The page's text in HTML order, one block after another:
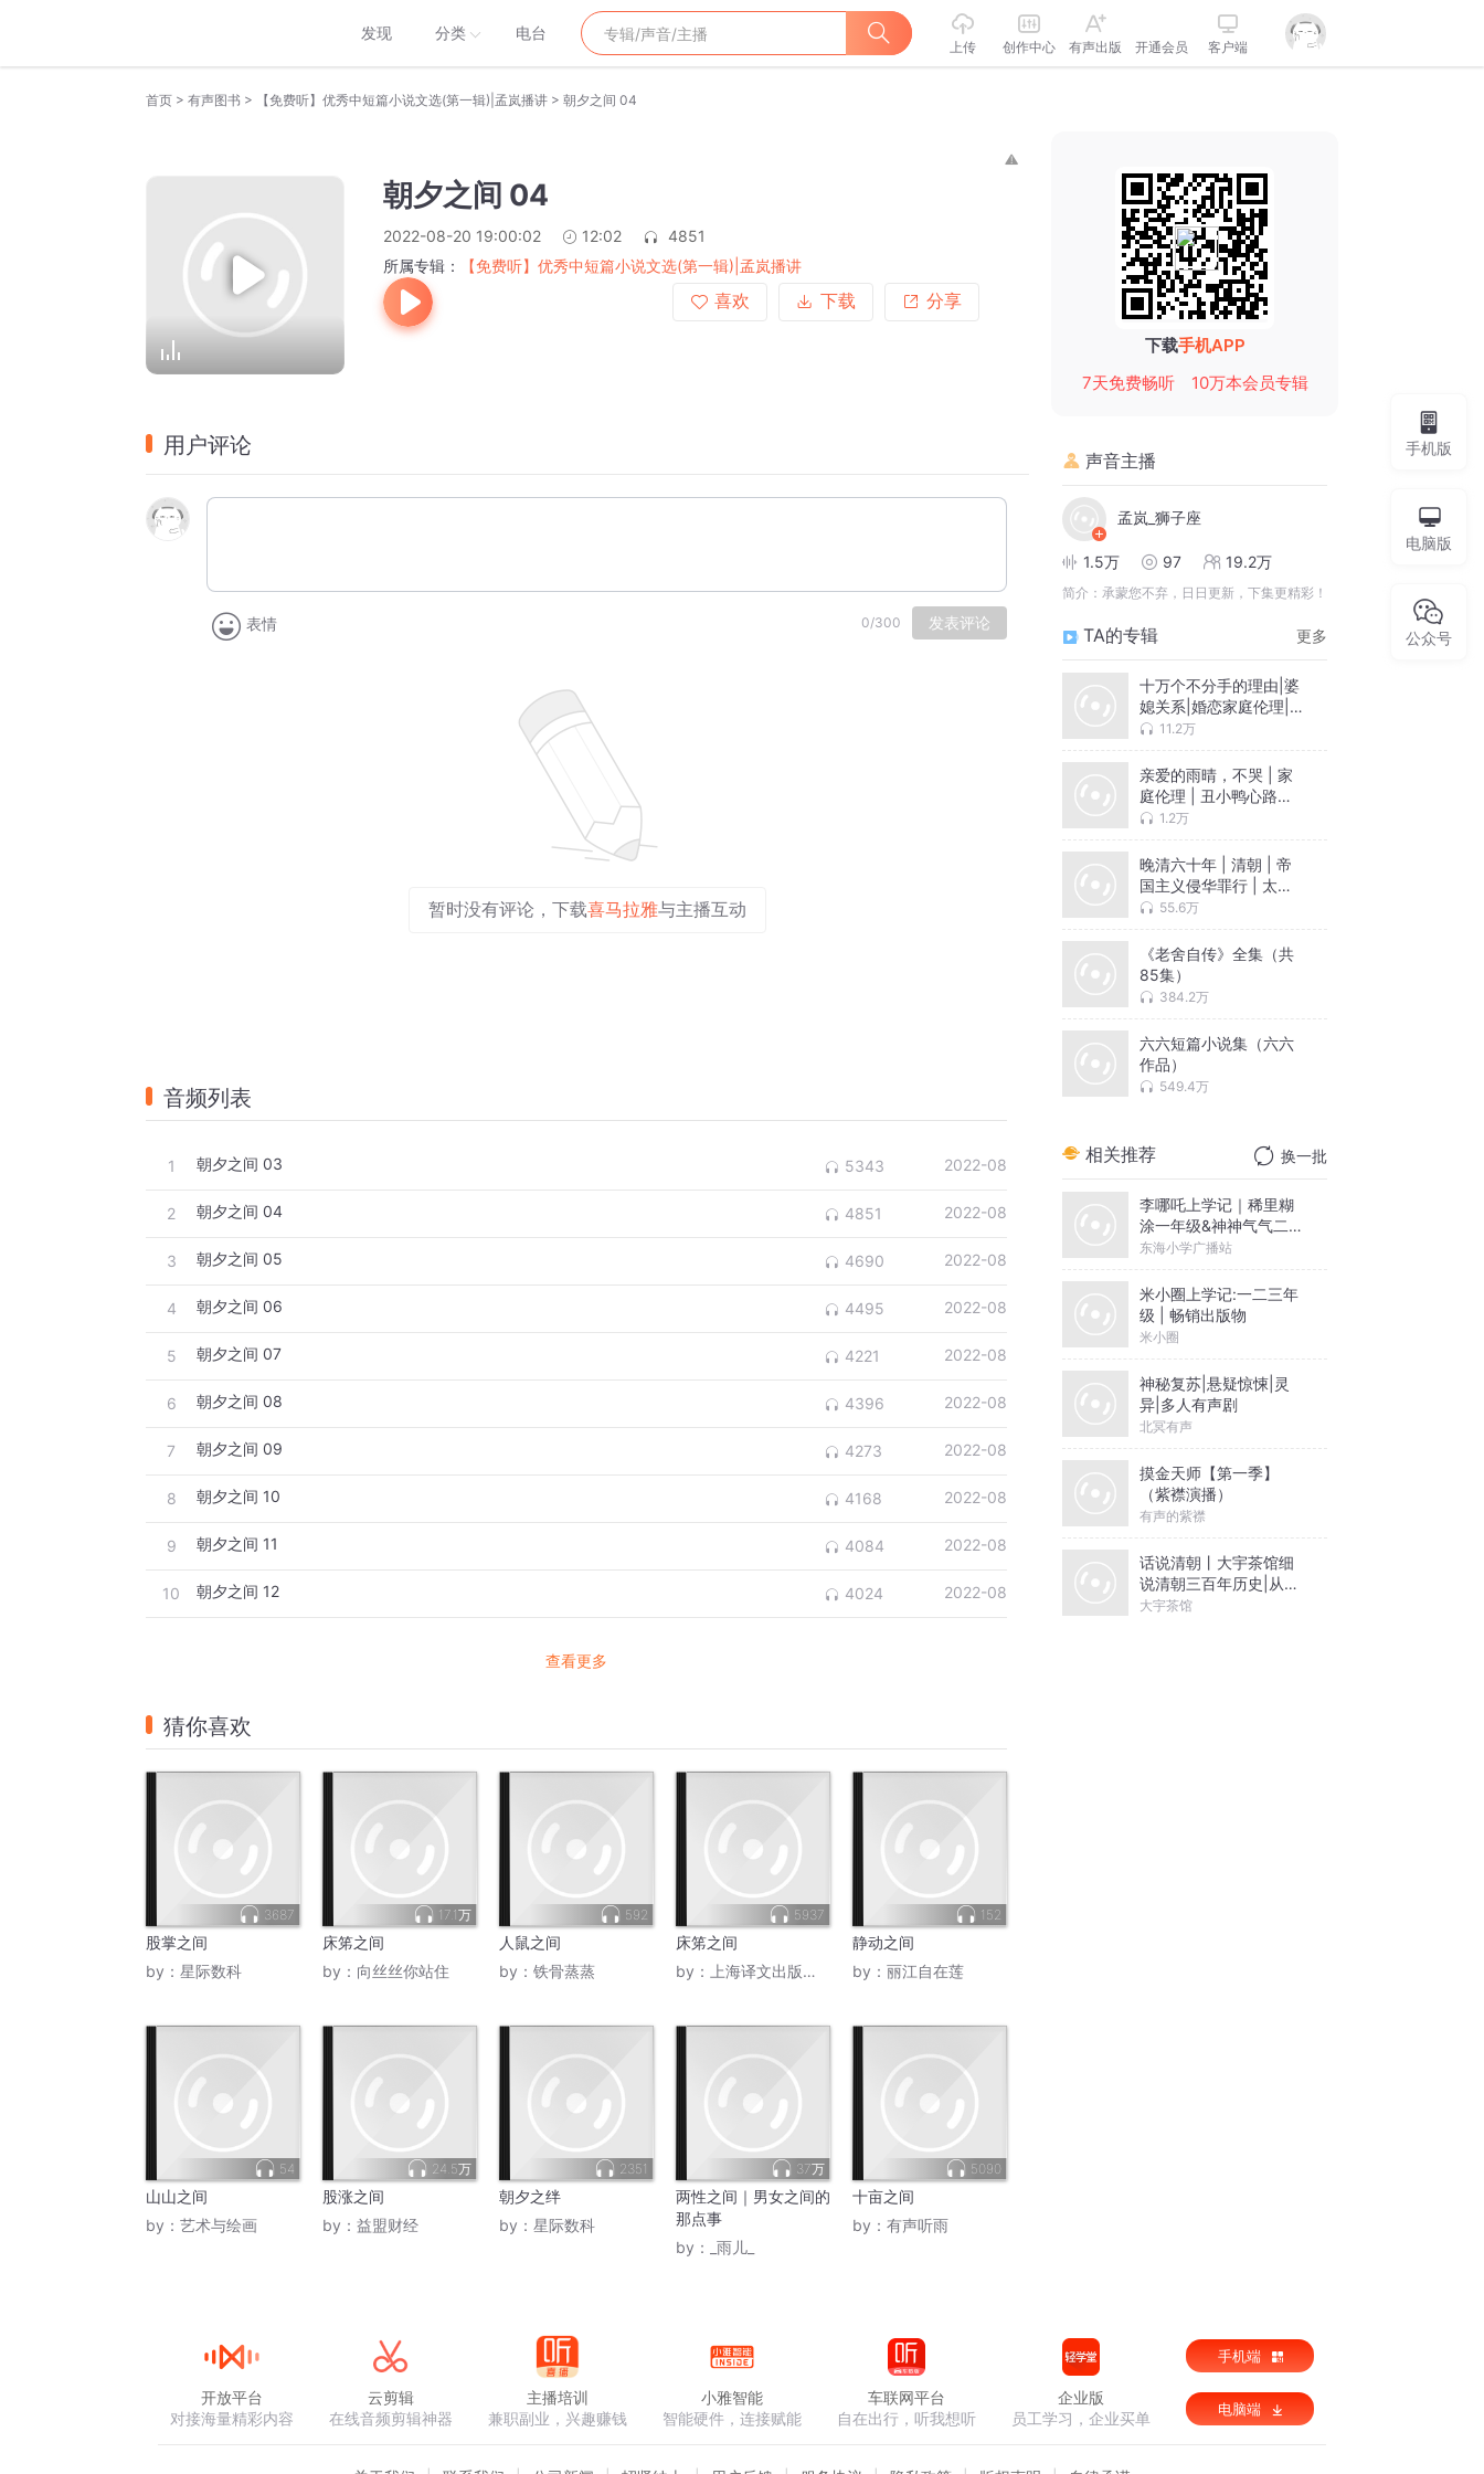
发现 分类 电台
上传 创作中心 有声出版 开通会员 客户端
首页 > 有声图书 > 【免费听】优秀中短篇小说文选(第一辑)|孟岚播讲 > 朝夕之间 04
朝夕之间 04
2022-08-20 19:00:02 12:02
4851
所属专辑：
【免费听】优秀中短篇小说文选(第一辑)|孟岚播讲
喜欢
下载 分享
用户评论
表情 0/300 发表评论
暂时没有评论，下载喜马拉雅与主播互动
音频列表
1 朝夕之间 03 5343 2022-08
2 朝夕之间 04 4851 2022-08
3 朝夕之间 05 4690 2022-08
4 朝夕之间 06 4495 2022-08
5 朝夕之间 07 4221 2022-08
6 朝夕之间 08 4396 2022-08
7 朝夕之间 09 4273 2022-08
8 朝夕之间 10 4168 2022-08
9 朝夕之间 11 4084 2022-08
10 朝夕之间 12 4024 2022-08
查看更多
猜你喜欢
3687
股掌之间
by： 星际数科
17.1万
床笫之间
by： 向丝丝你站住
592
人鼠之间
by： 铁骨蒸蒸
5937
床笫之间
by：
上海译文出版社电子书
152
静动之间
by： 丽江自在莲
54
山山之间
by： 艺术与绘画
24.5万
股涨之间
by： 益盟财经
2351
朝夕之绊
by： 星际数科
37万
两性之间｜男女之间的
那点事
by：
_雨儿_
5090
十亩之间
by： 有声听雨
下载手机APP
7天免费畅听
10万本会员专辑
声音主播
孟岚_狮子座
1.5万 97 19.2万
简介： 承蒙您不弃，日日更新，下集更精彩！
TA的专辑 更多
十万个不分手的理由|婆
媳关系|婚恋家庭伦理|出
轨小三|婆婆来了|多播
11.2万
亲爱的雨晴，不哭 | 家
庭伦理 | 丑小鸭心路历
程 1.2万
晚清六十年 | 清朝 | 帝
国主义侵华罪行 | 太平
天国义和团戊戌变法辛
洪秀全
55.6万
《老舍自传》全集（共
85集）
384.2万
六六短篇小说集（六六
作品）
549.4万
相关推荐 换一批
李哪吒上学记｜稀里糊
涂一年级&神神气气二年
级
东海小学广播站
米小圈上学记:一二三年
级 | 畅销出版物
米小圈
神秘复苏|悬疑惊悚|灵
异|多人有声剧
北冥有声
摸金天师【第一季】
（紫襟演播）
有声的紫襟
话说清朝丨大宇茶馆细
说清朝三百年历史|从努
尔哈赤到末代皇帝溥仪|
大宇茶馆
手机版
电脑版
公众号
开放平台
对接海量精彩内容
云剪辑
在线音频剪辑神器
主播培训
兼职副业，兴趣赚钱
小雅智能
智能硬件，连接赋能
车联网平台
自在出行，听我想听
企业版
员工学习，企业买单
手机端
电脑端